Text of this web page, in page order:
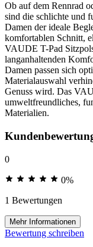
Ob auf dem Rennrad
sind die schlichte und
Damen der ideale
komfortablen Schnitt,
VAUDE T-Pad
langanhaltenden
Damen passen sich
Materialauswahl
Genuss wird. Das
umweltfreundliches,
Materialien.
0
0%
1 Bewertungen
Mehr Informationen
Bewertung schreiben